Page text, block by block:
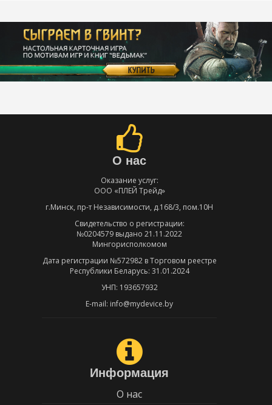
О нас
Оказание услуг:
ООО «ПЛЕЙ Трейд»
г.Минск, пр-т Независимости, д.168/3, пом.10Н
Свидетельство о регистрации:
№0204579 выдано 21.11.2022
Мингорисполкомом
Дата регистрации №572982 в Торговом реестре
Республики Беларусь: 31.01.2024
УНП: 193657932
E-mail: info@mydevice.by
Информация
О нас